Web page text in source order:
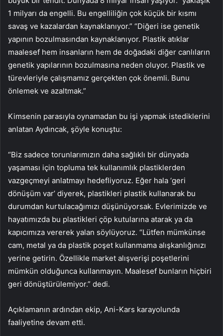
1 milyarı da engelli. Bu engelliliğin çok küçük bir kısmı
savaş ve kazalardan kaynaklanıyor.” “Diğeri ise genetik
yapının bozulmasından kaynaklanıyor. Plastik atıklar
maalesef hem insanların hem de doğadaki diğer canlıların
genetik yapılarının bozulmasına neden oluyor. Plastik ve
türevleriyle çalışmamız gerçekten çok önemli. Bunu
önlemek ve azaltmak.”
Kimsenin parasıyla oynamadan bu işi yapmak istediklerini
anlatan Aydıncak, şöyle konuştu:
“Biz sadece torunlarımızın daha sağlıklı bir dünyada
yaşaması için topluma tek kullanımlık plastiklerden
vazgeçmeyi anlatmayı hedefliyoruz. Eğer hala ‘geri
dönüşüm var’ diyerek, plastikleri plastik kullanarak bu
durumdan kurtulacağımızı düşünüyorsak. Evlerimizde ve
hayatımızda bu plastikleri çöp kutularına atarak ya da
kapıcımıza vererek yalan söylüyoruz. “Lütfen mümkünse
cam, metal ya da plastik poşet kullanmama alışkanlığınızı
yerine getirin. Özellikle market alışverişi poşetlerini
mümkün olduğunca kullanmayın. Maalesef bunların hiçbiri
geri dönüştürülemiyor.” dedi.
Açıklamanın ardından ekip, Ani-Kars karayolunda
faaliyetine devam etti.